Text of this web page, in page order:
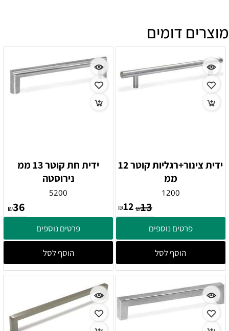
מוצרים דומים
ידית צינור+רגליות קוטר 12
ממ
1200
₪13
₪12
פרטים נוספים
הוסף לסל
ידית חת קוטר 13 ממ
נירוסטה
5200
₪36
פרטים נוספים
הוסף לסל